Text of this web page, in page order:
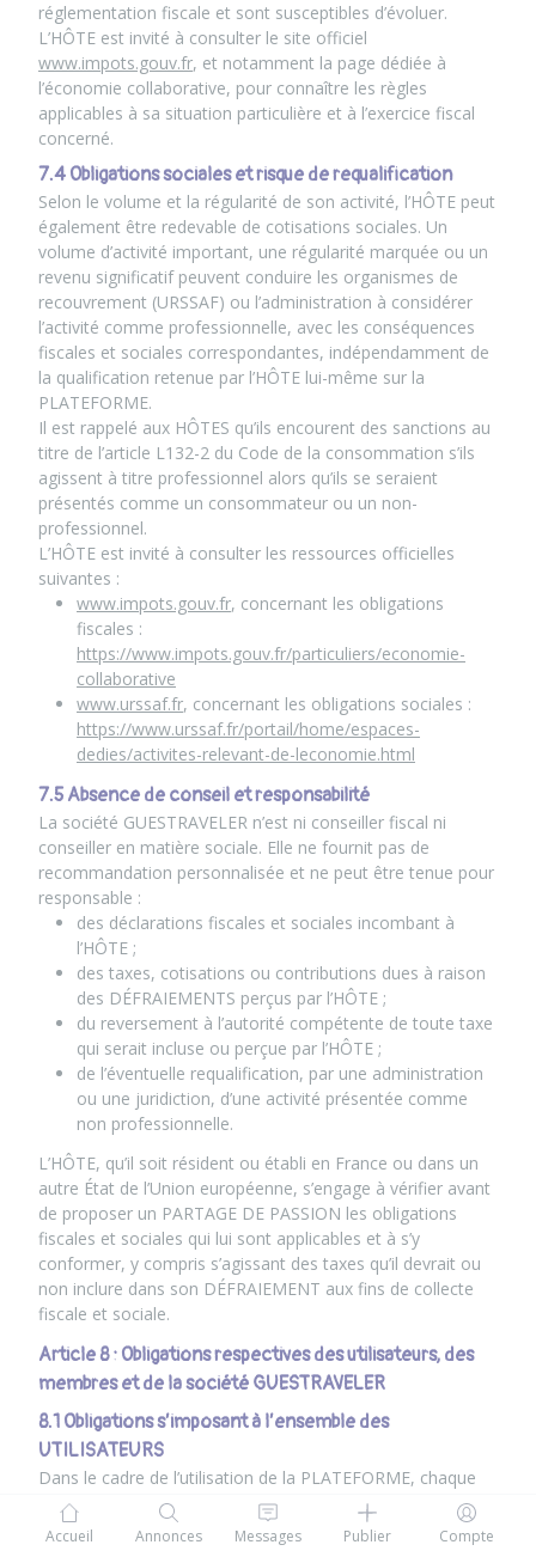
réglementation fiscale et sont susceptibles d’évoluer.
L’HÔTE est invité à consulter le site officiel
www.impots.gouv.fr, et notamment la page dédiée à
l’économie collaborative, pour connaître les règles
applicables à sa situation particulière et à l’exercice fiscal
concerné.
7.4 Obligations sociales et risque de requalification
Selon le volume et la régularité de son activité, l’HÔTE peut
également être redevable de cotisations sociales. Un
volume d’activité important, une régularité marquée ou un
revenu significatif peuvent conduire les organismes de
recouvrement (URSSAF) ou l’administration à considérer
l’activité comme professionnelle, avec les conséquences
fiscales et sociales correspondantes, indépendamment de
la qualification retenue par l’HÔTE lui-même sur la
PLATEFORME.
Il est rappelé aux HÔTES qu’ils encourent des sanctions au
titre de l’article L132-2 du Code de la consommation s’ils
agissent à titre professionnel alors qu’ils se seraient
présentés comme un consommateur ou un non-
professionnel.
L’HÔTE est invité à consulter les ressources officielles
suivantes :
www.impots.gouv.fr, concernant les obligations
fiscales :
https://www.impots.gouv.fr/particuliers/economie-
collaborative
www.urssaf.fr, concernant les obligations sociales :
https://www.urssaf.fr/portail/home/espaces-
dedies/activites-relevant-de-leconomie.html
7.5 Absence de conseil et responsabilité
La société GUESTRAVELER n’est ni conseiller fiscal ni
conseiller en matière sociale. Elle ne fournit pas de
recommandation personnalisée et ne peut être tenue pour
responsable :
des déclarations fiscales et sociales incombant à
l’HÔTE ;
des taxes, cotisations ou contributions dues à raison
des DÉFRAIEMENTS perçus par l’HÔTE ;
du reversement à l’autorité compétente de toute taxe
qui serait incluse ou perçue par l’HÔTE ;
de l’éventuelle requalification, par une administration
ou une juridiction, d’une activité présentée comme
non professionnelle.
L’HÔTE, qu’il soit résident ou établi en France ou dans un
autre État de l’Union européenne, s’engage à vérifier avant
de proposer un PARTAGE DE PASSION les obligations
fiscales et sociales qui lui sont applicables et à s’y
conformer, y compris s’agissant des taxes qu’il devrait ou
non inclure dans son DÉFRAIEMENT aux fins de collecte
fiscale et sociale.
Article 8 : Obligations respectives des utilisateurs, des
membres et de la société GUESTRAVELER
8.1 Obligations s’imposant à l’ensemble des
UTILISATEURS
Dans le cadre de l’utilisation de la PLATEFORME, chaque
UTILISATEUR s’engage à ne pas porter atteinte à l’ordre
public, à se conformer aux lois et règlements en vigueur, à
Accueil Annonces Messages Publier Compte